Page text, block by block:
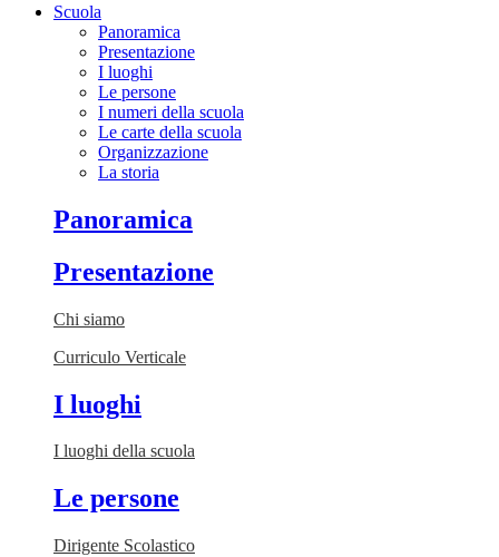
Scuola
Panoramica
Presentazione
I luoghi
Le persone
I numeri della scuola
Le carte della scuola
Organizzazione
La storia
Panoramica
Presentazione
Chi siamo
Curriculo Verticale
I luoghi
I luoghi della scuola
Le persone
Dirigente Scolastico